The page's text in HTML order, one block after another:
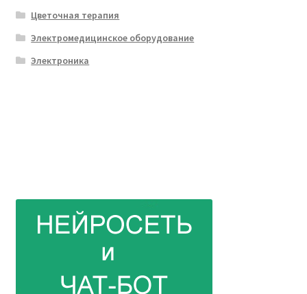
Цветочная терапия
Электромедицинское оборудование
Электроника